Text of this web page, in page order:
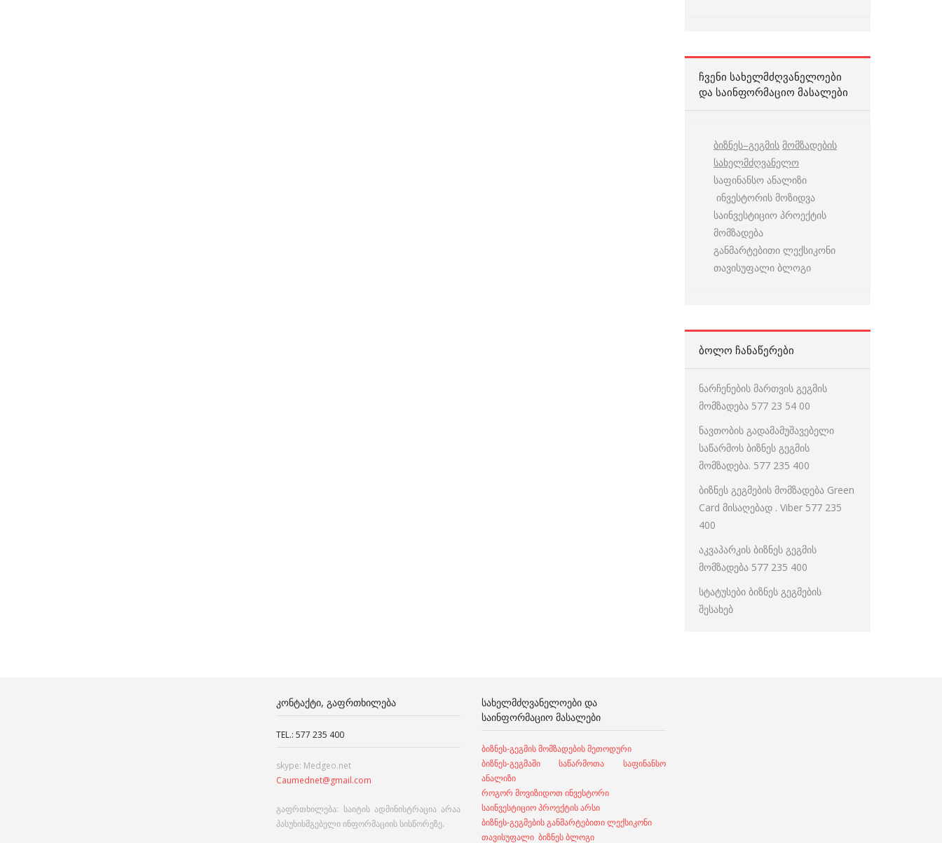
ᲩᲕᲔᲜᲘ ᲡᲐᲮᲔᲚᲛᲫᲦᲕᲐᲜᲔᲚᲝᲔᲑᲘ
ᲓᲐ ᲡᲐᲘᲜᲤᲝᲠᲛᲐᲪᲘᲝ ᲛᲐᲡᲐᲚᲔᲑᲘ
ბიზნეს–გეგმის მომზადების
სახელმძღვანელო
საფინანსო ანალიზი
ინვესტორის მოზიდვა
საინვესტიციო პროექტის
მომზადება
განმარტებითი ლექსიკონი
თავისუფალი ბლოგი
ᲑᲝᲚᲝ ᲩᲐᲜᲐᲬᲔᲠᲔᲑᲘ
ნარჩენების მართვის გეგმის
მომზადება 577 23 54 00
ნავთობის გადამამუშავებელი
საწარმოს ბიზნეს გეგმის
მომზადება. 577 235 400
ბიზნეს გეგმების მომზადება Green
Card მისაღებად . Viber 577 235
400
აკვაპარკის ბიზნეს გეგმის
მომზადება 577 235 400
სტატუსები ბიზნეს გეგმების
შესახებ
ᲙᲝᲜᲢᲐᲥᲢᲘ, ᲒᲐᲤᲠᲗᲮᲘᲚᲔᲑᲐ
TEL.: 577 235 400
skype: Medgeo.net
Caumednet@gmail.com
გაფრთხილება: საიტის ადმინისტრაცია არაა
პასუხისმგებელი ინფორმაციის სისწორეზე.
ᲡᲐᲮᲔᲚᲛᲫᲦᲕᲐᲜᲔᲚᲝᲔᲑᲘ ᲓᲐ
ᲡᲐᲘᲜᲤᲝᲠᲛᲐᲪᲘᲝ ᲛᲐᲡᲐᲚᲔᲑᲘ
ბიზნეს-გეგმის მომზადების მეთოდური
ბიზნეს-გეგმაში საწარმოთა საფინანსო
ანალიზი
როგორ მოვიზიდოთ ინვესტორი
საინვესტიციო პროექტის არსი
ბიზნეს-გეგმების განმარტებითი ლექსიკონი
თავისუფალი ბიზნეს ბლოგი